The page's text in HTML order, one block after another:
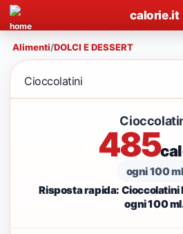
calorie.it
Alimenti/DOLCI E DESSERT
Cioccolatini
485
ogni 100 ml
Risposta rapida:
ogni 100